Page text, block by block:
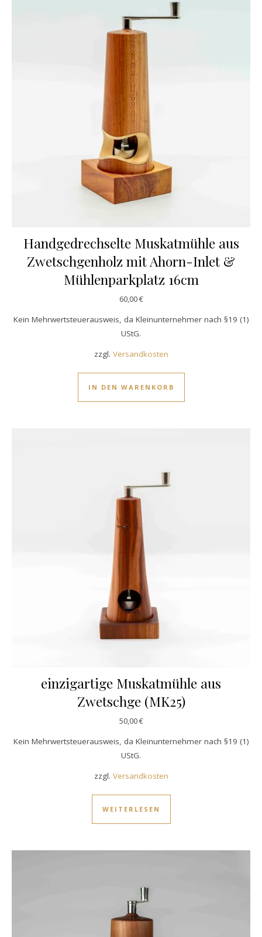
Handgedrechselte Muskatmühle aus
Zwetschgenholz mit Ahorn-Inlet &
Mühlenparkplatz 16cm
60,00€
Kein Mehrwertsteuerausweis, da Kleinunternehmer nach §19 (1)
UStG.
zzgl. Versandkosten
IN DEN WARENKORB
einzigartige Muskatmühle aus
Zwetschge (MK25)
50,00€
Kein Mehrwertsteuerausweis, da Kleinunternehmer nach §19 (1)
UStG.
zzgl. Versandkosten
WEITERLESEN